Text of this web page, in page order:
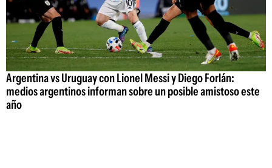
Argentina vs Uruguay con Lionel Messi y Diego Forlán:
medios argentinos informan sobre un posible amistoso este
año